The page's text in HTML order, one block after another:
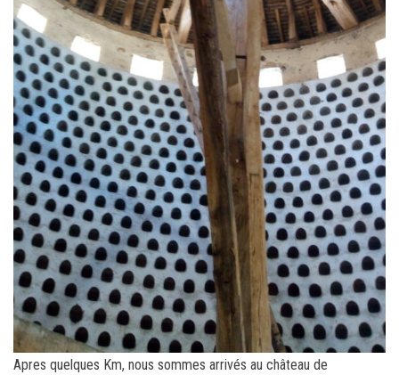
Apres quelques Km, nous sommes arrivés au château de